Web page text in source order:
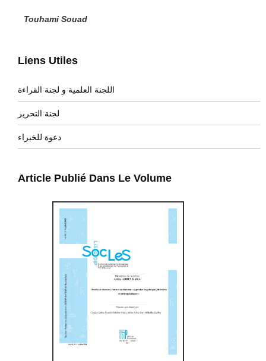
Liens Utiles
اللجنة العلمية و لجنة القراءة
لجنة التحرير
دعوة للخبراء
Article Publié Dans Le Volume
Touhami Souad